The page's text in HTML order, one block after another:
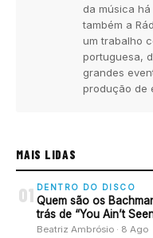
da música
também a
um trabalho
portuguesa,
grandes
produção de
MAIS LIDAS
01 DENTRO DO DISCO
Quem são os
trás de “You Ain’t
Beatriz Ambrósio · 8 Ago